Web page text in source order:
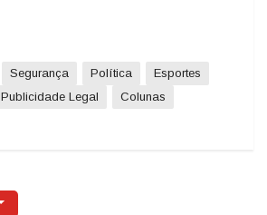
Segurança Política
Esportes
Publicidade Legal Colunas